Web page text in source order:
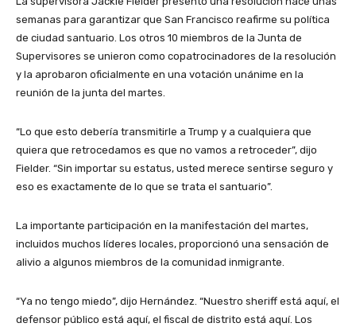
semanas para garantizar que San Francisco reafirme su política
de ciudad santuario. Los otros 10 miembros de la Junta de
Supervisores se unieron como copatrocinadores de la resolución
y la aprobaron oficialmente en una votación unánime en la
reunión de la junta del martes.
“Lo que esto debería transmitirle a Trump y a cualquiera que
quiera que retrocedamos es que no vamos a retroceder”, dijo
Fielder. “Sin importar su estatus, usted merece sentirse seguro y
eso es exactamente de lo que se trata el santuario”.
La importante participación en la manifestación del martes,
incluidos muchos líderes locales, proporcionó una sensación de
alivio a algunos miembros de la comunidad inmigrante.
“Ya no tengo miedo”, dijo Hernández. “Nuestro sheriff está aquí, el
defensor público está aquí, el fiscal de distrito está aquí. Los